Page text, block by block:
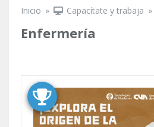
Inicio » Capacítate y trabaja »
Enfermería